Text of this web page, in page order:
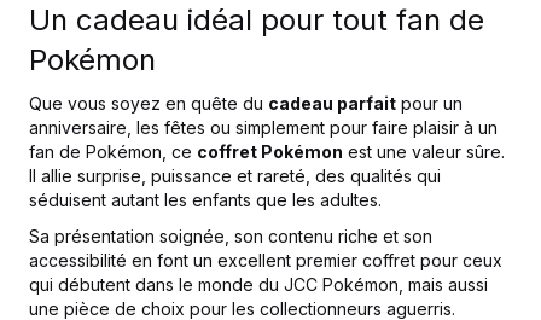
Un cadeau idéal pour tout fan de
Pokémon
Que vous soyez en quête du cadeau parfait pour un
anniversaire, les fêtes ou simplement pour faire plaisir à un
fan de Pokémon, ce coffret Pokémon est une valeur sûre.
Il allie surprise, puissance et rareté, des qualités qui
séduisent autant les enfants que les adultes.
Sa présentation soignée, son contenu riche et son
accessibilité en font un excellent premier coffret pour ceux
qui débutent dans le monde du JCC Pokémon, mais aussi
une pièce de choix pour les collectionneurs aguerris.